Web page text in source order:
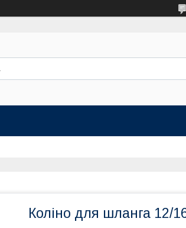
Коліно для шланга 12/